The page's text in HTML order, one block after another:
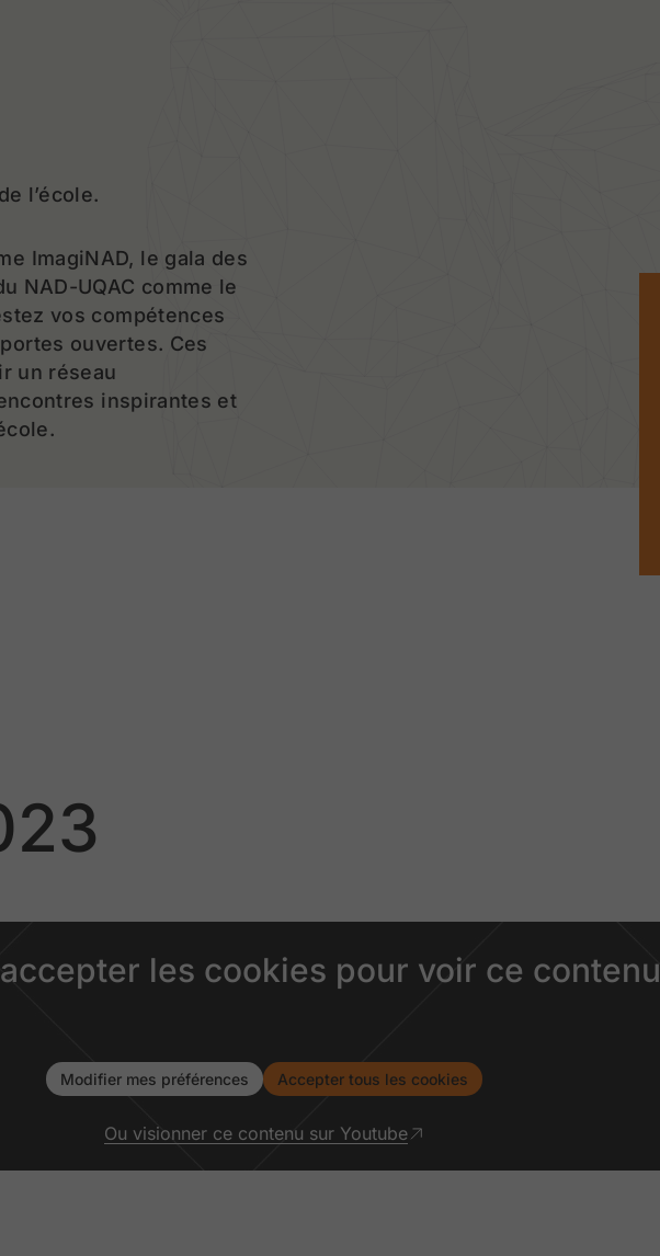
l’école.
ImagiNAD, le gala des
NAD-UQAC comme le
vos compétences
ouvertes. Ces
un réseau
inspirantes et
les cookies pour voir ce contenu
Modifier mes préférences Accepter tous les cookies
Ou visionner ce contenu sur Youtube